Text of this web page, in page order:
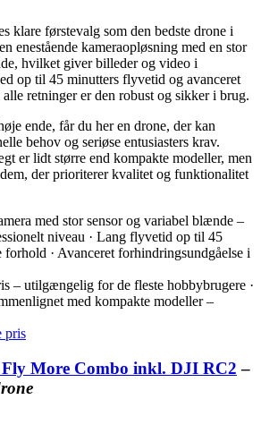
klare førstevalg som den bedste drone i
enestående kameraopløsning med en stor
hvilket giver billeder og video i
op til 45 minutters flyvetid og avanceret
retninger er den robust og sikker i brug.
ende, får du her en drone, der kan
behov og seriøse entusiasters krav.
er lidt større end kompakte modeller, men
der prioriterer kvalitet og funktionalitet
med stor sensor og variabel blænde –
niveau · Lang flyvetid op til 45
· Avanceret forhindringsundgåelse i
– utilgængelig for de fleste hobbybrugere ·
med kompakte modeller –
pris
More Combo inkl. DJI RC2 –